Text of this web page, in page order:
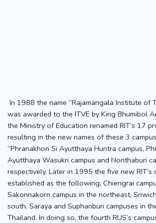
In 1988 the name “Rajamangala Institute of
was awarded to the ITVE by King Bhumibol
the Ministry of Education renamed RIT’s 17
resulting in the new names of these 3
“Phranakhon Si Ayutthaya Huntra campus,
Ayutthaya Wasukri campus and Nonthaburi
respectively. Later in 1995 the five new RIT’s
established as the following; Chiengrai
Sakonnakorn campus in the northeast,
south, Saraya and Suphanburi campuses in
Thailand. In doing so, the fourth RUS’s